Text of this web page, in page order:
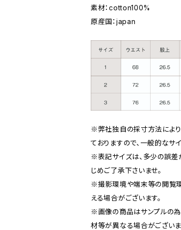
素材：cotton100%
原産国：japan
※弊社独自の採寸方法によ
ておりますので、一般的なサ
※表記サイズは、多少の誤
じめご了承下さいませ。
※撮影環境や端末等の閲覧
える場合がございます。
※画像の商品はサンプルの為
材等が異なる場合がござい